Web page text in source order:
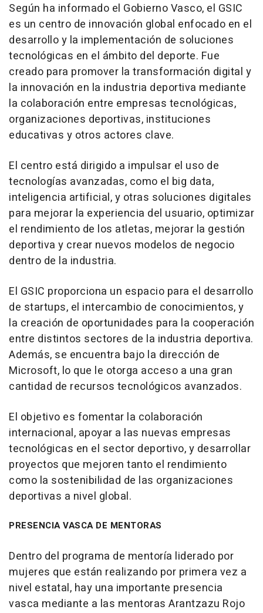
Según ha informado el Gobierno Vasco, el GSIC
es un centro de innovación global enfocado en el
desarrollo y la implementación de soluciones
tecnológicas en el ámbito del deporte. Fue
creado para promover la transformación digital y
la innovación en la industria deportiva mediante
la colaboración entre empresas tecnológicas,
organizaciones deportivas, instituciones
educativas y otros actores clave.
El centro está dirigido a impulsar el uso de
tecnologías avanzadas, como el big data,
inteligencia artificial, y otras soluciones digitales
para mejorar la experiencia del usuario, optimizar
el rendimiento de los atletas, mejorar la gestión
deportiva y crear nuevos modelos de negocio
dentro de la industria.
El GSIC proporciona un espacio para el desarrollo
de startups, el intercambio de conocimientos, y
la creación de oportunidades para la cooperación
entre distintos sectores de la industria deportiva.
Además, se encuentra bajo la dirección de
Microsoft, lo que le otorga acceso a una gran
cantidad de recursos tecnológicos avanzados.
El objetivo es fomentar la colaboración
internacional, apoyar a las nuevas empresas
tecnológicas en el sector deportivo, y desarrollar
proyectos que mejoren tanto el rendimiento
como la sostenibilidad de las organizaciones
deportivas a nivel global.
PRESENCIA VASCA DE MENTORAS
Dentro del programa de mentoría liderado por
mujeres que están realizando por primera vez a
nivel estatal, hay una importante presencia
vasca mediante a las mentoras Arantzazu Rojo